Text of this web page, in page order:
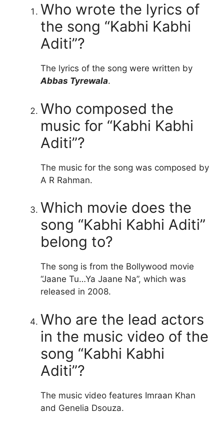
Who wrote the lyrics of
the song “Kabhi Kabhi
Aditi”?
The lyrics of the song were written by
Abbas Tyrewala.
Who composed the
music for “Kabhi Kabhi
Aditi”?
The music for the song was composed by
A R Rahman.
Which movie does the
song “Kabhi Kabhi Aditi”
belong to?
The song is from the Bollywood movie
“Jaane Tu…Ya Jaane Na”, which was
released in 2008.
Who are the lead actors
in the music video of the
song “Kabhi Kabhi
Aditi”?
The music video features Imraan Khan
and Genelia Dsouza.